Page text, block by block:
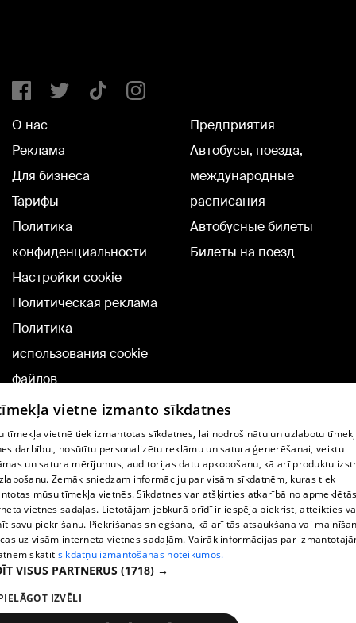
О нас
Реклама
Для бизнеса
Тарифы
Политика
конфиденциальности
Настройки cookie
Политическая реклама
Политика
использования cookie
файлов
Добавление
комментариев
Предприятия
Автобусы, поезда,
международные
расписания
Автобусные билеты
Билеты на поезд
TВ-программа
Условия договора
360 Ziņu kontakti
Helio Media
Служба помощи портала: э-почта -
vietne izmanto sīkdatnes
tīmekļa vietnē tiek izmantotas sīkdatnes, lai nodrošinātu un uzlabotu
darbību., nosūtītu personalizētu reklāmu un satura ģenerēšanai, veiktu
un satura mērījumus, auditorijas datu apkopošanu, kā arī produktu
Zemāk sniedzam informāciju par visām sīkdatnēm, kuras tiek
mūsu tīmekļa vietnēs. Sīkdatnes var atšķirties atkarībā no
vietnes sadaļas. Lietotājam jebkurā brīdī ir iespēja piekrist, atteikties
savu piekrišanu. Piekrišanas sniegšana, kā arī tās atsaukšana vai
uz visām interneta vietnes sadaļām. Vairāk informācijas par
skatīt sīkdatņu izmantošanas noteikumos.
VISUS PARTNERUS (1718) →
IZVĒLI